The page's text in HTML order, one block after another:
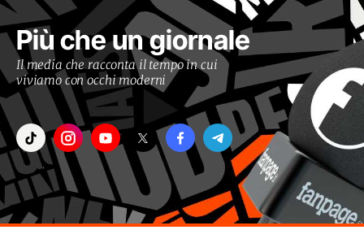
Più che un giornale
Il media che racconta il tempo in cui
viviamo con occhi moderni